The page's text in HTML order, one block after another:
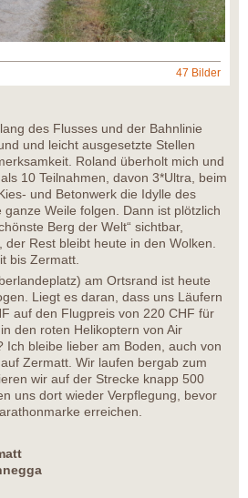
47 Bilder
des Flusses und der Bahnlinie
und leicht ausgesetzte Stellen
Roland überholt mich und
10 Teilnahmen, davon 3*Ultra, beim
und Betonwerk die Idylle des
Weile folgen. Dann ist plötzlich
Berg der Welt“ sichtbar,
Rest bleibt heute in den Wolken.
bis Zermatt.
am Ortsrand ist heute
Liegt es daran, dass uns Läufern
auf den Flugpreis von 220 CHF für
den roten Helikoptern von Air
Ich bleibe lieber am Boden, auch von
Zermatt. Wir laufen bergab zum
wir auf der Strecke knapp 500
uns dort wieder Verpflegung, bevor
erreichen.